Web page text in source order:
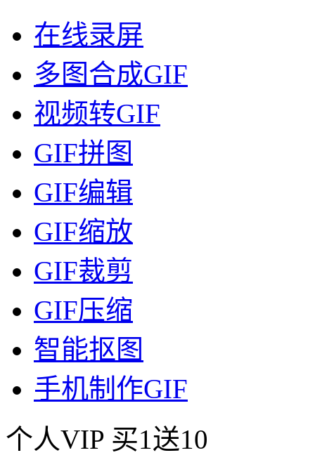
在线录屏
多图合成GIF
视频转GIF
GIF拼图
GIF编辑
GIF缩放
GIF裁剪
GIF压缩
智能抠图
手机制作GIF
个人VIP 买1送10